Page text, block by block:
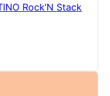
Rock’N Stack